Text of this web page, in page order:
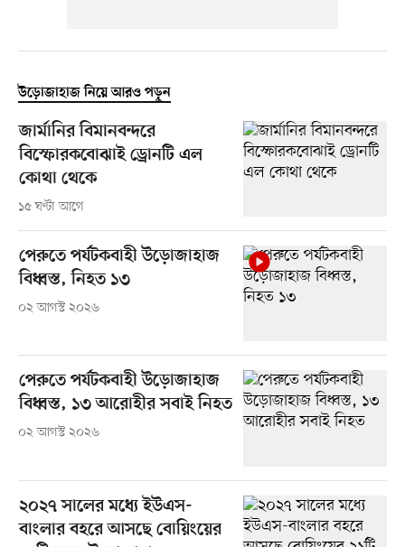
উড়োজাহাজ নিয়ে আরও পড়ুন
জার্মানির বিমানবন্দরে
বিস্ফোরকবোঝাই ড্রোনটি এল
কোথা থেকে
১৫ ঘণ্টা আগে
পেরুতে পর্যটকবাহী উড়োজাহাজ
বিধ্বস্ত, নিহত ১৩
০২ আগস্ট ২০২৬
পেরুতে পর্যটকবাহী উড়োজাহাজ
বিধ্বস্ত, ১৩ আরোহীর সবাই নিহত
০২ আগস্ট ২০২৬
২০২৭ সালের মধ্যে ইউএস-
বাংলার বহরে আসছে বোয়িংয়ের